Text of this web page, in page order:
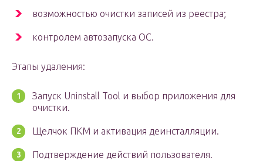
возможностью очистки записей из реестра;
контролем автозапуска ОС.
Этапы удаления:
Запуск Uninstall Tool и выбор приложения для
очистки.
Щелчок ПКМ и активация деинсталляции.
Подтверждение действий пользователя.